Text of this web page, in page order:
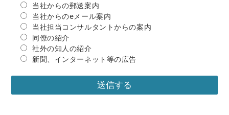
当社からの郵送案内
当社からのeメール案内
当社担当コンサルタントからの案内
同僚の紹介
社外の知人の紹介
新聞、インターネット等の広告